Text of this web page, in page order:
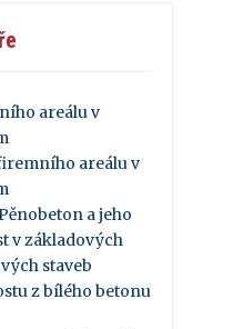
areálu v
areálu v
a jeho
v základových
staveb
z bílého betonu